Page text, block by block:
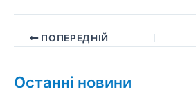
ПОПЕРЕДНІЙ
Останні новини